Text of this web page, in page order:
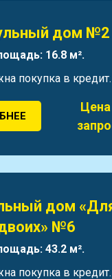
дом №2
16.8 м².
покупка в кредит.
дом
№6
43.2 м².
покупка в кредит.